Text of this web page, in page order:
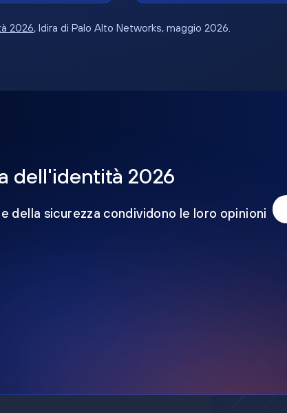
2026, Idira di Palo Alto Networks, maggio 2026.
dell'identità 2026
della sicurezza condividono le loro opinioni